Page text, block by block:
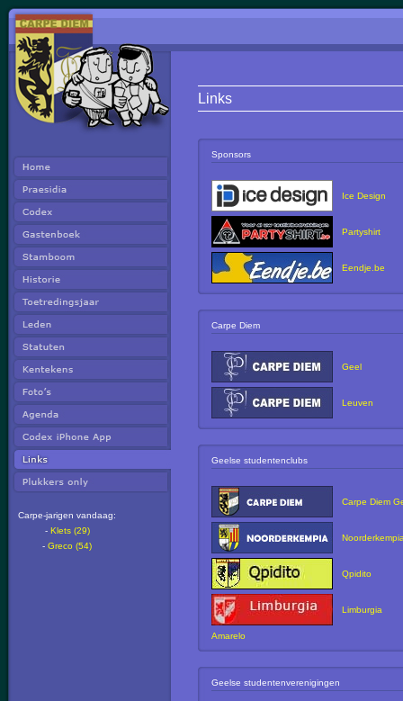
Carpe-jarigen vandaag:
- Klets (29)
- Greco (54)
Links
Sponsors
Ice Design
Partyshirt
Eendje.be
Carpe Diem
Geel
Leuven
Geelse studentenclubs
Carpe Diem
Qpidito
Limburgia
Amarelo
Geelse studentenverenigingen